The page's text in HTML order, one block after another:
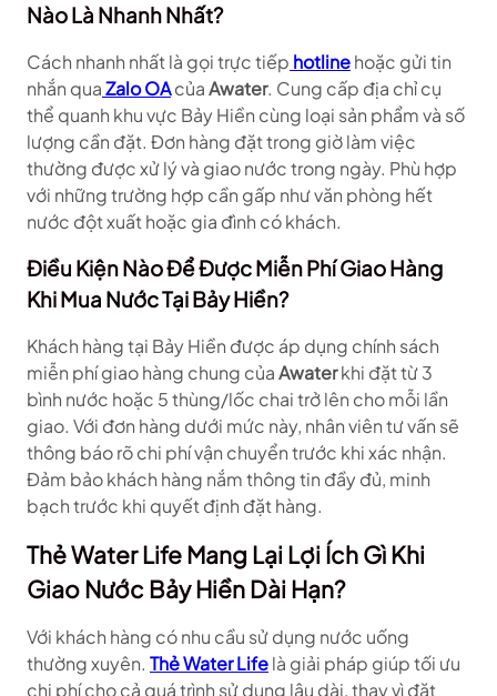
Nào Là Nhanh Nhất?
Cách nhanh nhất là gọi trực tiếp hotlinehoặc gửi tin
nhắn quaZalo OAcủaAwater. Cung cấp địa chỉ cụ
thể quanh khu vực Bảy Hiền cùng loại sản phẩm và số
lượng cần đặt. Đơn hàng đặt trong giờ làm việc
thường được xử lý và giao nước trong ngày. Phù hợp
với những trường hợp cần gấp như văn phòng hết
nước đột xuất hoặc gia đình có khách.
Điều Kiện Nào Để Được Miễn Phí Giao Hàng
Khi Mua Nước Tại Bảy Hiền?
Khách hàng tại Bảy Hiền được áp dụng chính sách
miễn phí giao hàng chung củaAwaterkhi đặt từ 3
bình nước hoặc 5 thùng/lốc chai trở lên cho mỗi lần
giao. Với đơn hàng dưới mức này, nhân viên tư vấn sẽ
thông báo rõ chi phí vận chuyển trước khi xác nhận.
Đảm bảo khách hàng nắm thông tin đầy đủ, minh
bạch trước khi quyết định đặt hàng.
Thẻ Water Life Mang Lại Lợi Ích Gì Khi
Giao Nước Bảy Hiền Dài Hạn?
Với khách hàng có nhu cầu sử dụng nước uống
thường xuyên. Thẻ Water Lifelà giải pháp giúp tối ưu
chi phí cho cả quá trình sử dụng lâu dài, thay vì đặt